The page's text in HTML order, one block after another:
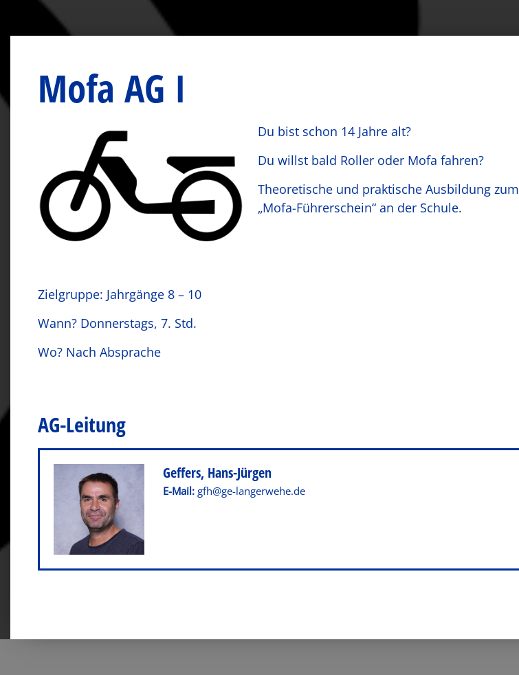
Mofa AG I
Du bist schon 14 Jahre alt?
Du willst bald Roller oder Mofa fahren?
Theoretische und praktische Ausbildung zum
„Mofa-Führerschein“ an der Schule.
Zielgruppe: Jahrgänge 8 – 10
Wann? Donnerstags, 7. Std.
Wo? Nach Absprache
AG-Leitung
Geffers, Hans-Jürgen
E-Mail: gfh@ge-langerwehe.de